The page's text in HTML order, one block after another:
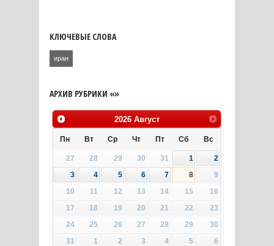
КЛЮЧЕВЫЕ СЛОВА
иран
АРХИВ РУБРИКИ «»
2026 Август
Пн Вт Ср Чт Пт Сб Вс
27 28 29 30 31 1
2
3
4 5 6 7 8
9
10
11 12 13 14 15
16
17
18 19 20 21 22
23
24
25 26 27 28 29
30
31
1 2 3 4 5 6